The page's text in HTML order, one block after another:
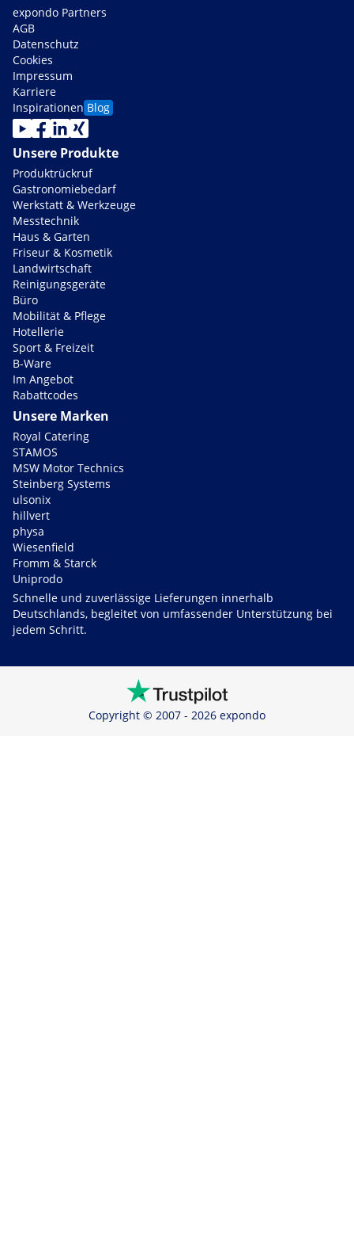
expondo Partners
AGB
Datenschutz
Cookies
Impressum
Karriere
Inspirationen Blog
Unsere Produkte
Produktrückruf
Gastronomiebedarf
Werkstatt & Werkzeuge
Messtechnik
Haus & Garten
Friseur & Kosmetik
Landwirtschaft
Reinigungsgeräte
Büro
Mobilität & Pflege
Hotellerie
Sport & Freizeit
B-Ware
Im Angebot
Rabattcodes
Unsere Marken
Royal Catering
STAMOS
MSW Motor Technics
Steinberg Systems
ulsonix
hillvert
physa
Wiesenfield
Fromm & Starck
Uniprodo
Schnelle und zuverlässige Lieferungen innerhalb
Deutschlands, begleitet von umfassender Unterstützung bei
jedem Schritt.
Copyright © 2007 - 2026 expondo